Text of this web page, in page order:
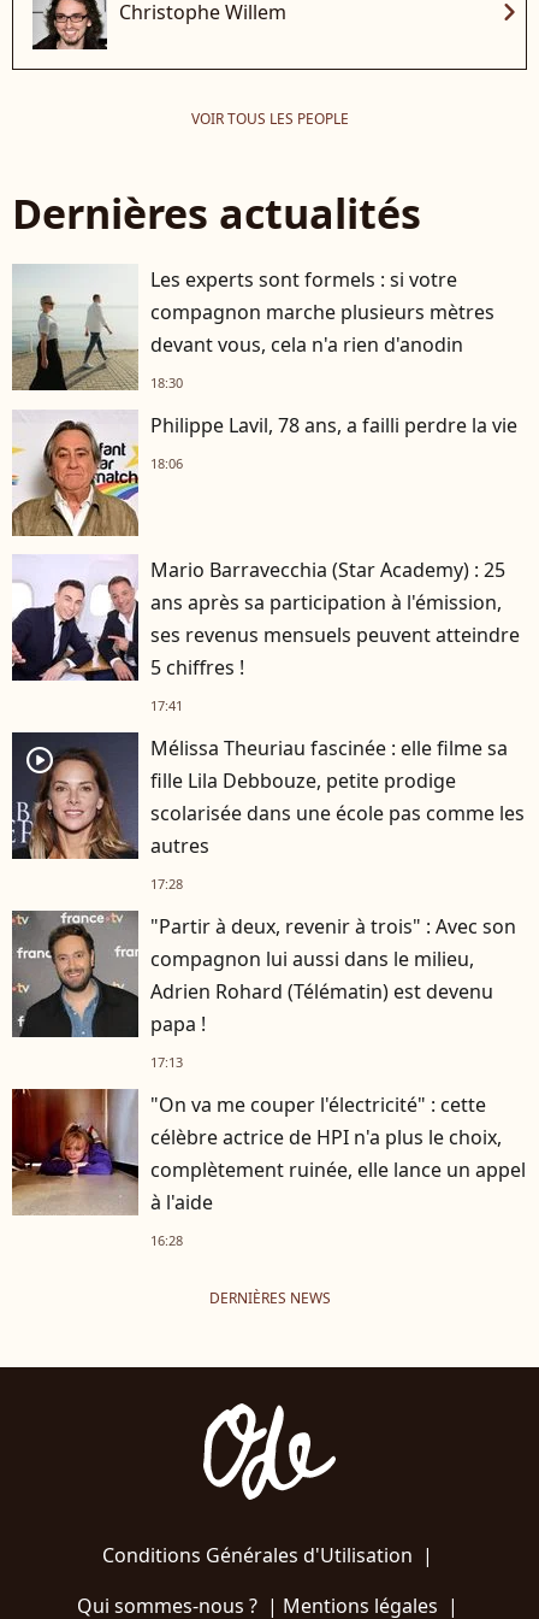
Christophe Willem chevron_right
VOIR TOUS LES PEOPLE
Dernières actualités
Les experts sont formels : si votre
compagnon marche plusieurs mètres
devant vous, cela n'a rien d'anodin
18:30
Philippe Lavil, 78 ans, a failli perdre la vie
18:06
Mario Barravecchia (Star Academy) : 25
ans après sa participation à l'émission,
ses revenus mensuels peuvent atteindre
5 chiffres !
17:41
player2
Mélissa Theuriau fascinée : elle filme sa
fille Lila Debbouze, petite prodige
scolarisée dans une école pas comme les
autres
17:28
"Partir à deux, revenir à trois" : Avec son
compagnon lui aussi dans le milieu,
Adrien Rohard (Télématin) est devenu
papa !
17:13
"On va me couper l'électricité" : cette
célèbre actrice de HPI n'a plus le choix,
complètement ruinée, elle lance un appel
à l'aide
16:28
DERNIÈRES NEWS
Conditions Générales d'Utilisation |
Qui sommes-nous ?| Mentions légales |